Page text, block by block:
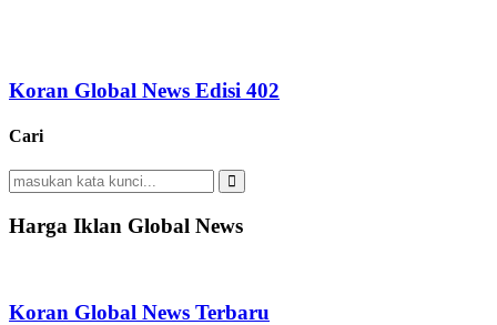
Koran Global News Edisi 402
Cari
Search
for:
Search
Harga Iklan Global News
Koran Global News Terbaru